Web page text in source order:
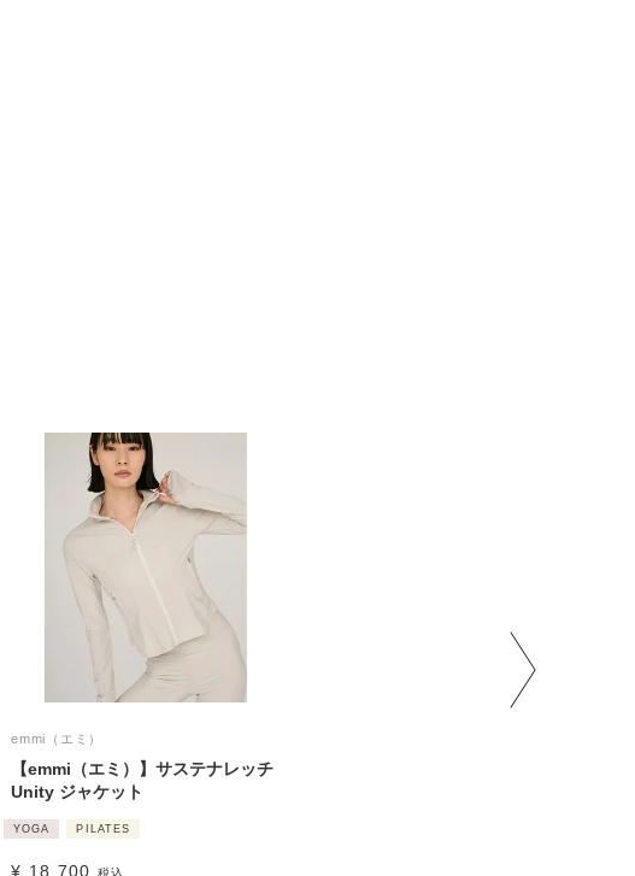
emmi（エミ）
【emmi（エミ）】サステナレッチ
Unity ジャケット
YOGA PILATES
¥ 18,700 税込